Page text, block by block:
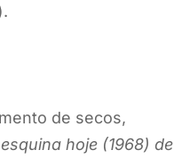
de secos,
esquina hoje (1968) de